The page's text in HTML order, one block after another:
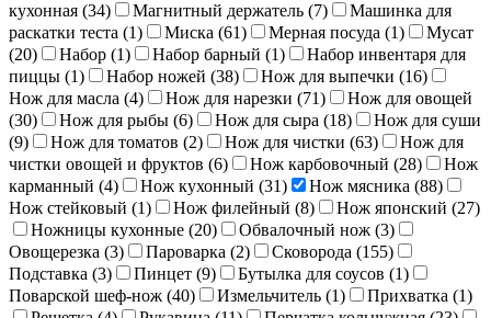
кухонная (34) Магнитный держатель (7)
Машинка для
раскатки теста (1) Миска (61) Мерная посуда (1)
Мусат
(20) Набор (1) Набор барный (1)
Набор инвентаря для
пиццы (1) Набор ножей (38) Нож для выпечки (16)
Нож для масла (4) Нож для нарезки (71)
Нож для овощей
(30) Нож для рыбы (6) Нож для сыра (18)
Нож для суши
(9) Нож для томатов (2) Нож для чистки (63)
Нож для
чистки овощей и фруктов (6) Нож карбовочный (28)
Нож
карманный (4) Нож кухонный (31) Нож мясника (88)
Нож стейковый (1) Нож филейный (8) Нож японский (27)
Ножницы кухонные (20) Обвалочный нож (3)
Овощерезка (3) Пароварка (2) Сковорода (155)
Подставка (3) Пинцет (9) Бутылка для соусов (1)
Поварской шеф-нож (40) Измельчитель (1) Прихватка (1)